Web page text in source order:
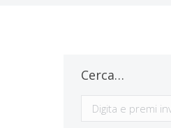
Cerca…
Cerca: